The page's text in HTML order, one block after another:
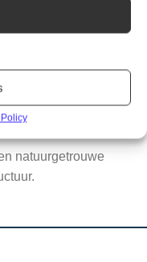
met
natuur naar binnen.
natuurgetrouwe